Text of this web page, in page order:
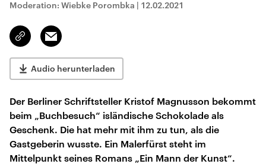
Moderation: Wiebke Porombka | 12.02.2021
Link
kopieren/teilen
Email
Audio herunterladen
Der Berliner Schriftsteller Kristof Magnusson bekommt
beim „Buchbesuch“ isländische Schokolade als
Geschenk. Die hat mehr mit ihm zu tun, als die
Gastgeberin wusste. Ein Malerfürst steht im
Mittelpunkt seines Romans „Ein Mann der Kunst“.